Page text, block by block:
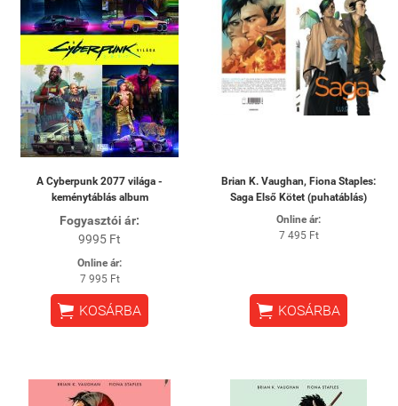
A Cyberpunk 2077 világa -
keménytáblás album
Fogyasztói ár:
9995 Ft
Online ár:
7 995 Ft
 KOSÁRBA
Brian K. Vaughan, Fiona Staples:
Saga Első Kötet (puhatáblás)
Online ár:
7 495 Ft
 KOSÁRBA